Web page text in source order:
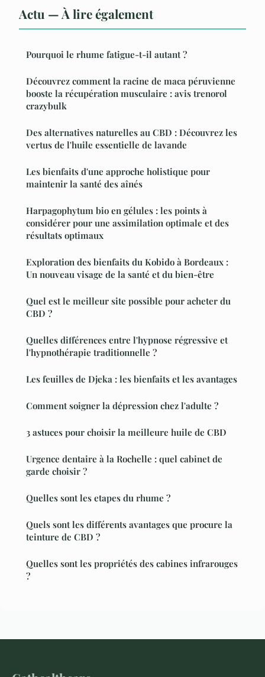
Actu — À lire également
Pourquoi le rhume fatigue-t-il autant ?
Découvrez comment la racine de maca péruvienne
booste la récupération musculaire : avis trenorol
crazybulk
Des alternatives naturelles au CBD : Découvrez les
vertus de l'huile essentielle de lavande
Les bienfaits d'une approche holistique pour
maintenir la santé des aînés
Harpagophytum bio en gélules : les points à
considérer pour une assimilation optimale et des
résultats optimaux
Exploration des bienfaits du Kobido à Bordeaux :
Un nouveau visage de la santé et du bien-être
Quel est le meilleur site possible pour acheter du
CBD ?
Quelles différences entre l'hypnose régressive et
l'hypnothérapie traditionnelle ?
Les feuilles de Djeka : les bienfaits et les avantages
Comment soigner la dépression chez l'adulte ?
3 astuces pour choisir la meilleure huile de CBD
Urgence dentaire à la Rochelle : quel cabinet de
garde choisir ?
Quelles sont les etapes du rhume ?
Quels sont les différents avantages que procure la
teinture de CBD ?
Quelles sont les propriétés des cabines infrarouges
?